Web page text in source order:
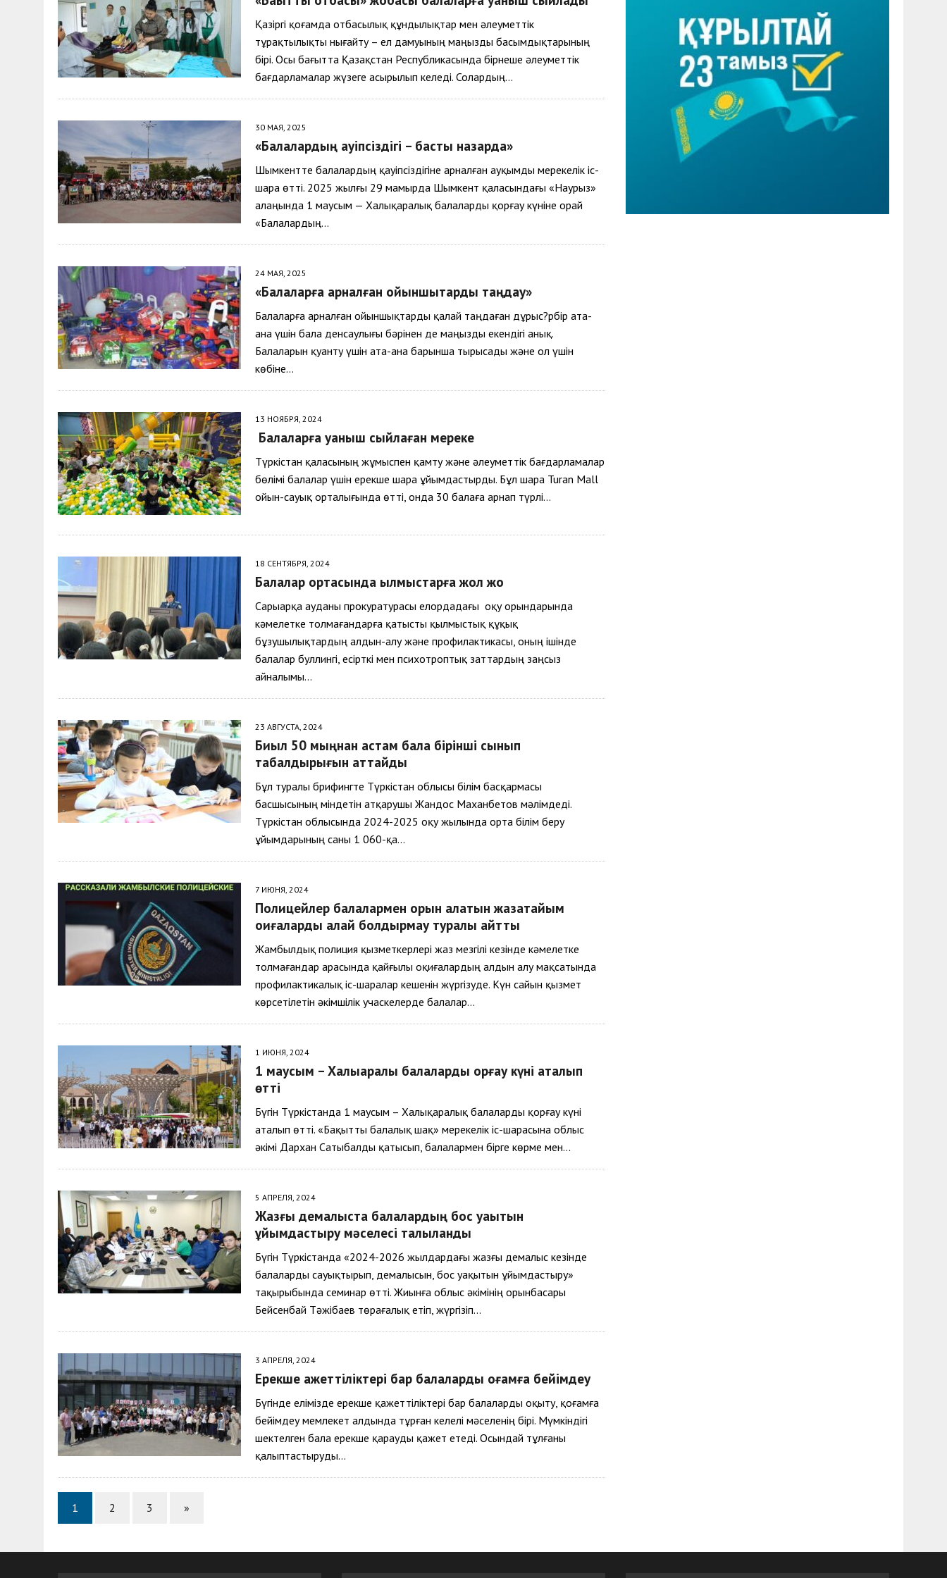
30 МАЯ, 2026 ТҮСІНДІРУ ЖҰМЫСТАРЫ ЖҮРГІЗІЛДІ
Қазіргі қоғамда отбасылық құндылықтар мен әлеуметтік
тұрақтылықты нығайту – ел дамуының маңызды басымдықтарының
бірі. Осы бағытта Қазақстан Республикасында бірнеше әлеуметтік
бағдарламалар жүзеге асырылып келеді. Солардың…
30 МАЯ, 2025
«Балалардың қауіпсіздігі – басты назарда»
Шымкентте балалардың қауіпсіздігіне арналған ауқымды мерекелік іс-
шара өтті. 2025 жылғы 29 мамырда Шымкент қаласындағы «Наурыз»
алаңында 1 маусым — Халықаралық балаларды қорғау күніне орай
«Балалардың…
24 МАЯ, 2025
«Балаларға арналған ойыншықтарды таңдау»
Балаларға арналған ойыншықтарды қалай таңдаған дұрыс?Әрбір ата-
ана үшін бала денсаулығы бәрінен де маңызды екендігі анық.
Балаларын қуанту үшін ата-ана барынша тырысады және ол үшін
көбіне…
13 НОЯБРЯ, 2024
Балаларға қуаныш сыйлаған мереке
Түркістан қаласының жұмыспен қамту және әлеуметтік бағдарламалар
бөлімі балалар үшін ерекше шара ұйымдастырды. Бұл шара Turan Mall
ойын-сауық орталығында өтті, онда 30 балаға арнап түрлі…
18 СЕНТЯБРЯ, 2024
Балалар ортасында қылмыстарға жол жоқ
Сарыарқа ауданы прокуратурасы елордадағы оқу орындарында
кәмелетке толмағандарға қатысты қылмыстық құқық
бұзушылықтардың алдын-алу және профилактикасы, оның ішінде
балалар буллингі, есірткі мен психотроптық заттардың заңсыз
айналымы…
23 АВГУСТА, 2024
Биыл 50 мыңнан астам бала бірінші сынып
табалдырығын аттайды
Бұл туралы брифингте Түркістан облысы білім басқармасы
басшысының міндетін атқарушы Жандос Маханбетов мәлімдеді.
Түркістан облысында 2024-2025 оқу жылында орта білім беру
ұйымдарының саны 1 060-қа…
7 ИЮНЯ, 2024
Полицейлер балалармен орын алатын жазатайым
оқиғаларды қалай болдырмау туралы айтты
Жамбылдық полиция қызметкерлері жаз мезгілі кезінде кәмелетке
толмағандар арасында қайғылы оқиғалардың алдын алу мақсатында
профилактикалық іс-шаралар кешенін жүргізуде. Күн сайын қызмет
көрсетілетін әкімшілік учаскелерде балалар…
1 ИЮНЯ, 2024
1 маусым – Халықаралық балаларды қорғау күні аталып
өтті
Бүгін Түркістанда 1 маусым – Халықаралық балаларды қорғау күні
аталып өтті. «Бақытты балалық шақ» мерекелік іс-шарасына облыс
әкімі Дархан Сатыбалды қатысып, балалармен бірге көрме мен…
5 АПРЕЛЯ, 2024
Жазғы демалыста балалардың бос уақытын
ұйымдастыру мәселесі талқыланды
Бүгін Түркістанда «2024-2026 жылдардағы жазғы демалыс кезінде
балаларды сауықтырып, демалысын, бос уақытын ұйымдастыру»
тақырыбында семинар өтті. Жиынға облыс әкімінің орынбасары
Бейсенбай Тәжібаев төрағалық етіп, жүргізіп…
3 АПРЕЛЯ, 2024
Ерекше қажеттіліктері бар балаларды қоғамға бейімдеу
Бүгінде елімізде ерекше қажеттіліктері бар балаларды оқыту, қоғамға
бейімдеу мемлекет алдында тұрған келелі мәселенің бірі. Мүмкіндігі
шектелген бала ерекше қарауды қажет етеді. Осындай тұлғаны
қалыптастыруды…
1 2 3 »